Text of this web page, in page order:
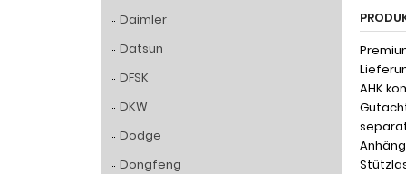
AHK
Daimler
Datsun
DFSK
DKW
Dodge
Dongfeng